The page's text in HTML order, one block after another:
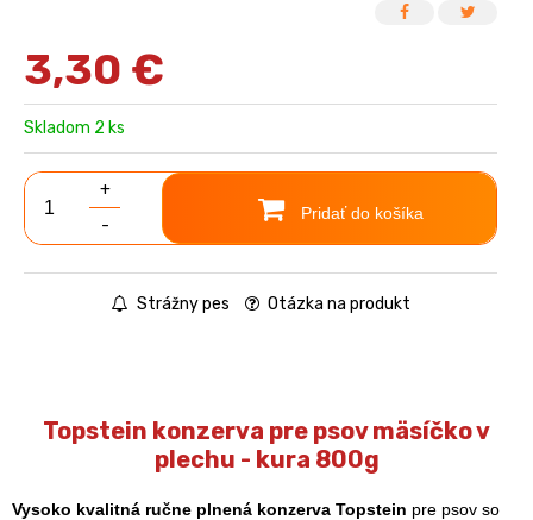
3,30 €
Skladom 2 ks
+
-
Pridať do košíka
Strážny pes Otázka na produkt
Topstein konzerva pre psov mäsíčko v
plechu - kura 800g
Vysoko kvalitná ručne plnená konzerva Topstein pre psov so